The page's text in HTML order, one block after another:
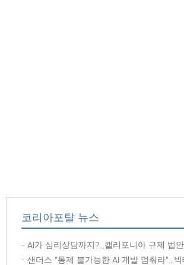
코리아포탈 뉴스
AI가 심리상담까지?...캘리포니아 규제 법안
샌더스 "통제 불가능한 AI 개발 멈춰라"...빅